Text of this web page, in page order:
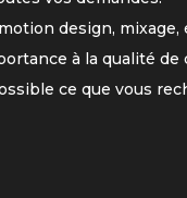
design, mixage,
à la qualité de
ce que vous